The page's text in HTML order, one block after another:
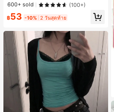
Max, 14 Pro Max, เคสโทรศัพท์สไตล์เ
กาหลีและน่าสนใจ, เข้ากันได้กับ 11/12/
13/14/15/16 Pro Max Plus, ดีไซน์หรู
ขวัญในอุดมคติสำหรับคริสต์มาส, วันว
าเลนไทน์, อีสเตอร์, ฤดูแต่งงานและวันเ
กิดสำหรับแฟนสาว
600+ sold
(100+)
฿53 -10% 2 วันสุดท้าย